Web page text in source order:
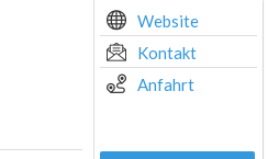
Website
Kontakt
Anfahrt